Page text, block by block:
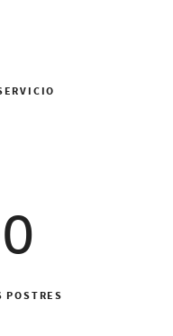
POSTRES